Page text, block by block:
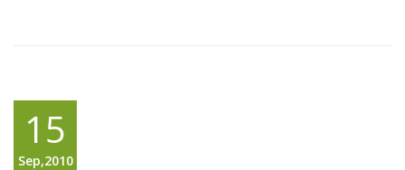
15
Sep,2010